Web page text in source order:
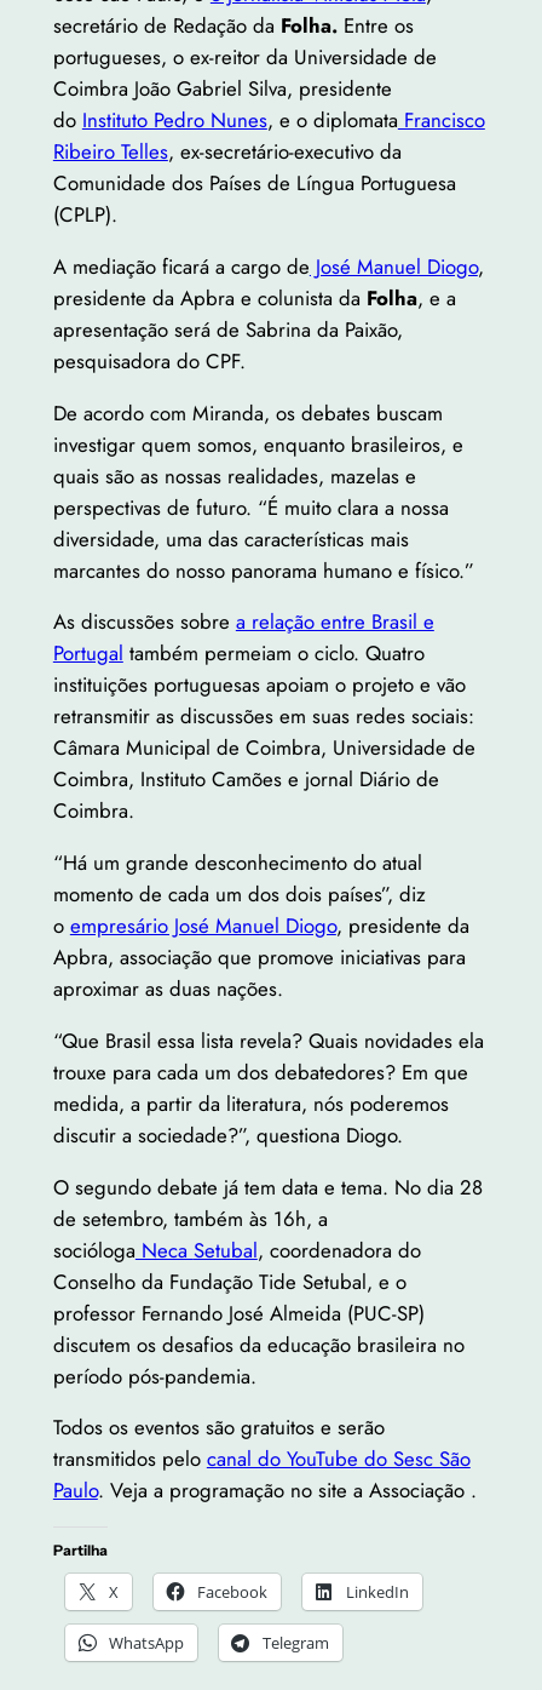
secretário de Redação da Folha.Entre os
portugueses, o ex-reitor da Universidade de
Coimbra João Gabriel Silva, presidente
do Instituto Pedro Nunes, e o diplomata Francisco
Ribeiro Telles, ex-secretário-executivo da
Comunidade dos Países de Língua Portuguesa
(CPLP).
A mediação ficará a cargo de José Manuel Diogo,
presidente da Apbra e colunista da Folha, e a
apresentação será de Sabrina da Paixão,
pesquisadora do CPF.
De acordo com Miranda, os debates buscam
investigar quem somos, enquanto brasileiros, e
quais são as nossas realidades, mazelas e
perspectivas de futuro. “É muito clara a nossa
diversidade, uma das características mais
marcantes do nosso panorama humano e físico.”
As discussões sobre a relação entre Brasil e
Portugal também permeiam o ciclo. Quatro
instituições portuguesas apoiam o projeto e vão
retransmitir as discussões em suas redes sociais:
Câmara Municipal de Coimbra, Universidade de
Coimbra, Instituto Camões e jornal Diário de
Coimbra.
“Há um grande desconhecimento do atual
momento de cada um dos dois países”, diz
o empresário José Manuel Diogo, presidente da
Apbra, associação que promove iniciativas para
aproximar as duas nações.
“Que Brasil essa lista revela? Quais novidades ela
trouxe para cada um dos debatedores? Em que
medida, a partir da literatura, nós poderemos
discutir a sociedade?”, questiona Diogo.
O segundo debate já tem data e tema. No dia 28
de setembro, também às 16h, a
socióloga Neca Setubal, coordenadora do
Conselho da Fundação Tide Setubal, e o
professor Fernando José Almeida (PUC-SP)
discutem os desafios da educação brasileira no
período pós-pandemia.
Todos os eventos são gratuitos e serão
transmitidos pelo canal do YouTube do Sesc São
Paulo. Veja a programação no site a Associação .
Partilha
X Facebook LinkedIn
WhatsApp Telegram